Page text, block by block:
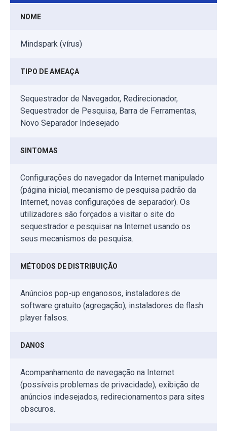
NOME
Mindspark (vírus)
TIPO DE AMEAÇA
Sequestrador de Navegador, Redirecionador,
Sequestrador de Pesquisa, Barra de Ferramentas,
Novo Separador Indesejado
SINTOMAS
Configurações do navegador da Internet manipulado
(página inicial, mecanismo de pesquisa padrão da
Internet, novas configurações de separador). Os
utilizadores são forçados a visitar o site do
sequestrador e pesquisar na Internet usando os
seus mecanismos de pesquisa.
MÉTODOS DE DISTRIBUIÇÃO
Anúncios pop-up enganosos, instaladores de
software gratuito (agregação), instaladores de flash
player falsos.
DANOS
Acompanhamento de navegação na Internet
(possíveis problemas de privacidade), exibição de
anúncios indesejados, redirecionamentos para sites
obscuros.